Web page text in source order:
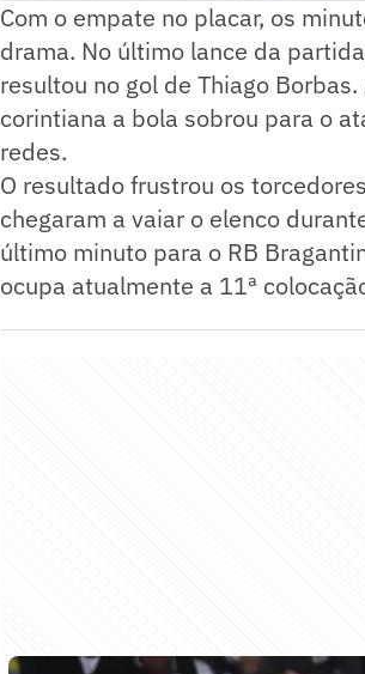
Com o empate no placar, os
drama. No último lance da
resultou no gol de Thiago
corintiana a bola sobrou para o
redes.
O resultado frustrou os
chegaram a vaiar o elenco
último minuto para o RB
ocupa atualmente a 11ª